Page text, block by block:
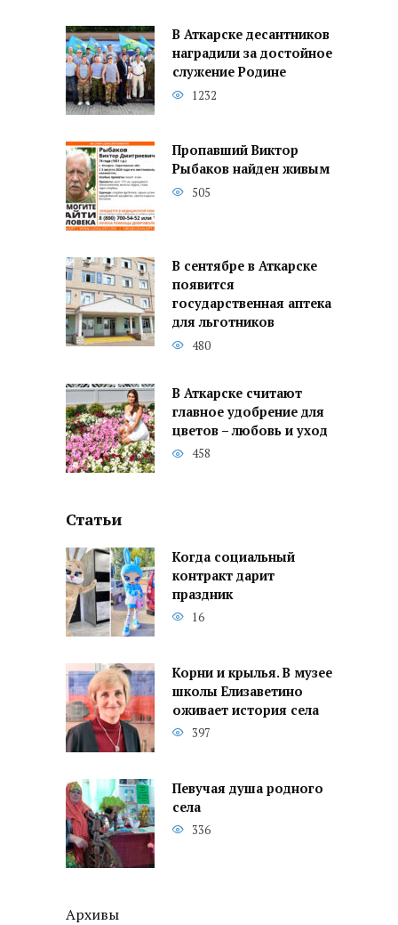
В Аткарске десантников
наградили за достойное
служение Родине
1232
Пропавший Виктор
Рыбаков найден живым
505
В сентябре в Аткарске
появится
государственная аптека
для льготников
480
В Аткарске считают
главное удобрение для
цветов – любовь и уход
458
Статьи
Когда социальный
контракт дарит
праздник
16
Корни и крылья. В музее
школы Елизаветино
оживает история села
397
Певучая душа родного
села
336
Архивы